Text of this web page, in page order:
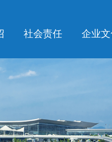
社会责任 企业